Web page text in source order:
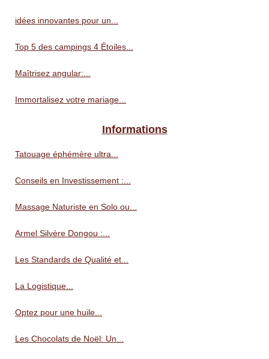
idées innovantes pour un...
Top 5 des campings 4 Étoiles...
Maîtrisez angular:...
Immortalisez votre mariage...
Informations
Tatouage éphémère ultra...
Conseils en Investissement :...
Massage Naturiste en Solo ou...
Armel Silvère Dongou :...
Les Standards de Qualité et...
La Logistique...
Optez pour une huile...
Les Chocolats de Noël: Un...